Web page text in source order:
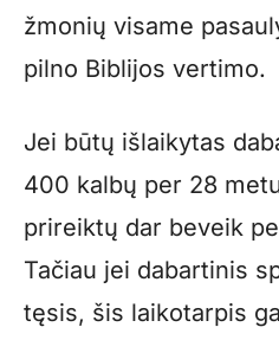
žmonių visame
pilno Biblijos vertimo.
Jei būtų išlaikytas
400 kalbų per 28
prireiktų dar beveik
Tačiau jei dabartinis
tęsis, šis laikotarpis